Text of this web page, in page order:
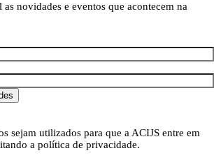
as novidades e eventos que acontecem na
sejam utilizados para que a ACIJS entre em
a política de privacidade.